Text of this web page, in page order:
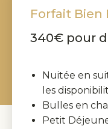
Forfait Bien
340€ pour
Nuitée en
les
Bulles en
Petit